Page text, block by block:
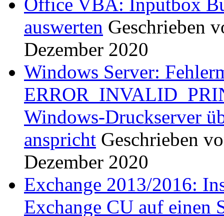
auswerten Geschrieben
Dezember 2020
Windows Server:
Windows-Druckserver
anspricht Geschrieben
Dezember 2020
Exchange 2013/2016:
Exchange CU auf einen